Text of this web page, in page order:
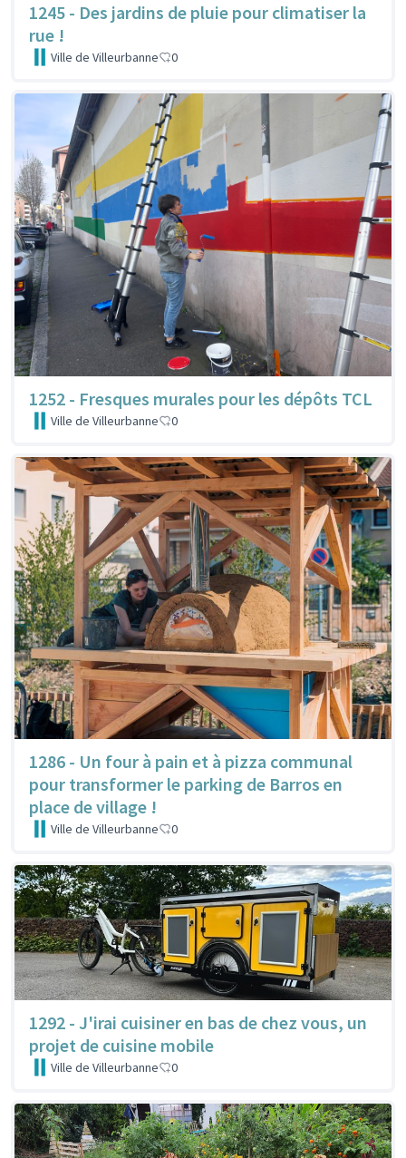
1245 - Des jardins de pluie pour climatiser la
rue !
Ville de Villeurbanne 0
1252 - Fresques murales pour les dépôts TCL
Ville de Villeurbanne 0
1286 - Un four à pain et à pizza communal
pour transformer le parking de Barros en
place de village !
Ville de Villeurbanne 0
1292 - J'irai cuisiner en bas de chez vous, un
projet de cuisine mobile
Ville de Villeurbanne 0